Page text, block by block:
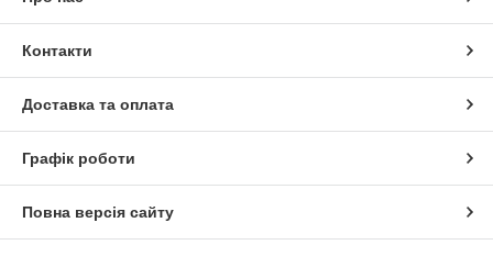
Контакти
Доставка та оплата
Графік роботи
Повна версія сайту